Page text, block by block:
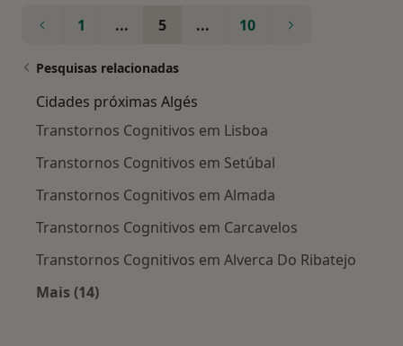
1 ... 5 ... 10
Pesquisas relacionadas
Cidades próximas Algés
Transtornos Cognitivos em Lisboa
Transtornos Cognitivos em Setúbal
Transtornos Cognitivos em Almada
Transtornos Cognitivos em Carcavelos
Transtornos Cognitivos em Alverca Do Ribatejo
Mais (14)